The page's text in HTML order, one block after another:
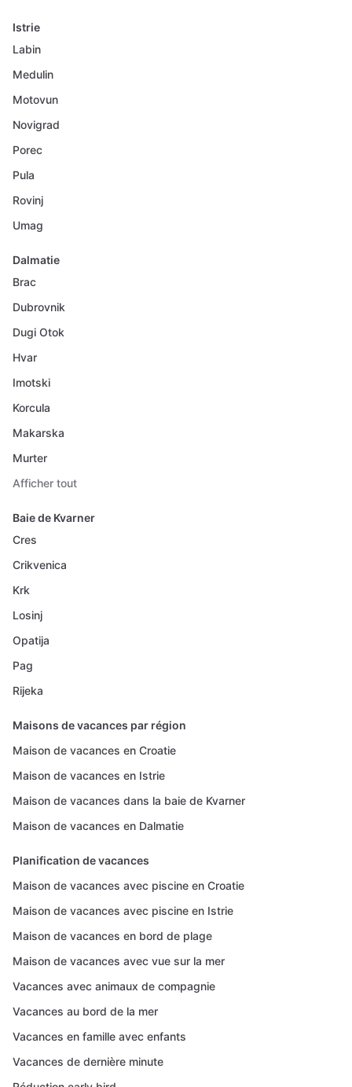
Istrie
Labin
Medulin
Motovun
Novigrad
Porec
Pula
Rovinj
Umag
Dalmatie
Brac
Dubrovnik
Dugi Otok
Hvar
Imotski
Korcula
Makarska
Murter
Afficher tout
Baie de Kvarner
Cres
Crikvenica
Krk
Losinj
Opatija
Pag
Rijeka
Maisons de vacances par région
Maison de vacances en Croatie
Maison de vacances en Istrie
Maison de vacances dans la baie de Kvarner
Maison de vacances en Dalmatie
Planification de vacances
Maison de vacances avec piscine en Croatie
Maison de vacances avec piscine en Istrie
Maison de vacances en bord de plage
Maison de vacances avec vue sur la mer
Vacances avec animaux de compagnie
Vacances au bord de la mer
Vacances en famille avec enfants
Vacances de dernière minute